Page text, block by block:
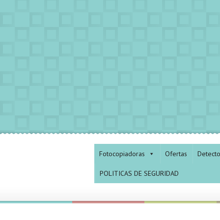
Fotocopiadoras Ofertas
POLITICAS DE SEGURIDAD